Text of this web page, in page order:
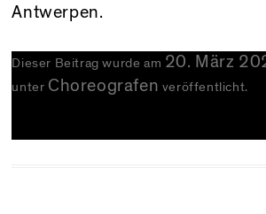
Antwerpen.
Dieser Beitrag wurde am 20. März
unter Choreografen veröffentlicht.